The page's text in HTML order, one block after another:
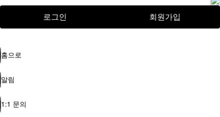
로그인 회원가입
홈으로
알림
1:1 문의